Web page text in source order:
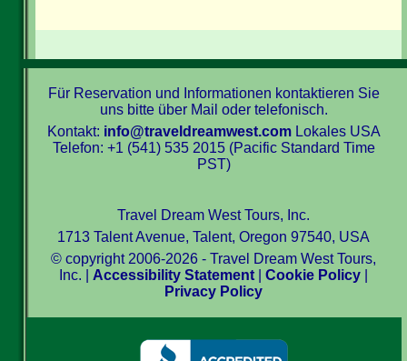
Für Reservation und Informationen kontaktieren Sie
uns bitte über Mail oder telefonisch.
Kontakt: info@traveldreamwest.comLokales USA
Telefon: +1 (541) 535 2015 (Pacific Standard Time
PST)
Travel Dream West Tours, Inc.
1713 Talent Avenue, Talent, Oregon 97540, USA
© copyright 2006-2026 - Travel Dream West Tours,
Inc. | Accessibility Statement |Cookie Policy
Privacy Policy